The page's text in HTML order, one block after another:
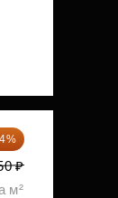
₽
м²